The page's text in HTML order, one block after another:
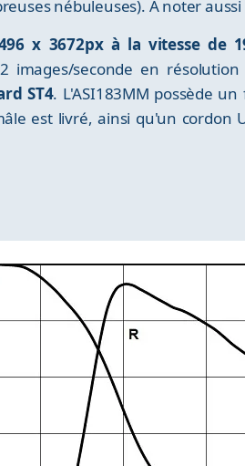
nébuleuses). A noter
x 3672px à la vitesse de
images/seconde en
ST4. L'ASI183MM possède
est livré, ainsi qu'un cordon